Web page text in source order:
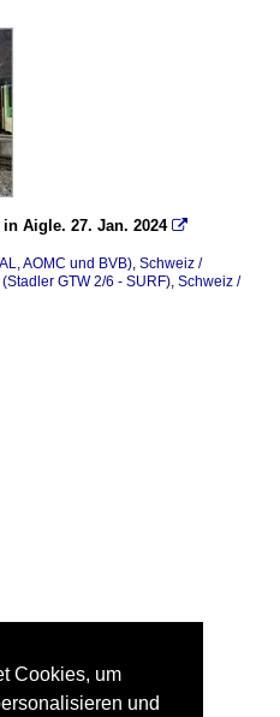
Aigle. 27. Jan. 2024 
AOMC und BVB), Schweiz /
GTW 2/6 - SURF), Schweiz /
Cookies, um
und